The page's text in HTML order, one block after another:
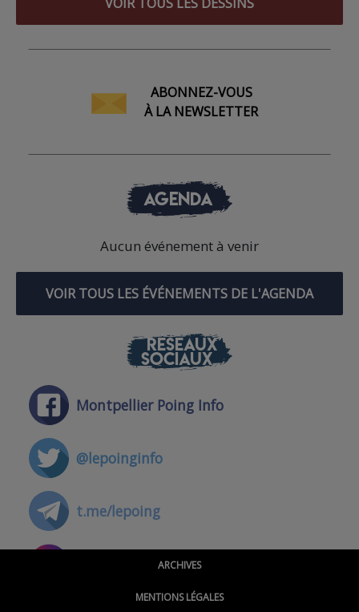
ABONNEZ-VOUS
À LA NEWSLETTER
AGENDA
Aucun événement à venir
VOIR TOUS LES ÉVÉNEMENTS DE L'AGENDA
RÉSEAUX
SOCIAUX
Montpellier Poing Info
@lepoinginfo
t.me/lepoing
@montpellierpoinginfo
ARCHIVES
MENTIONS LÉGALES